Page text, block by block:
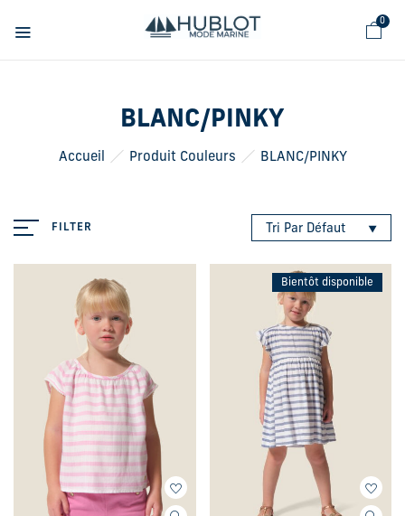
0
BLANC/PINKY
Accueil Produit Couleurs BLANC/PINKY
FILTER Tri Par Défaut
Bientôt disponible
Panneau de gestion des cookies